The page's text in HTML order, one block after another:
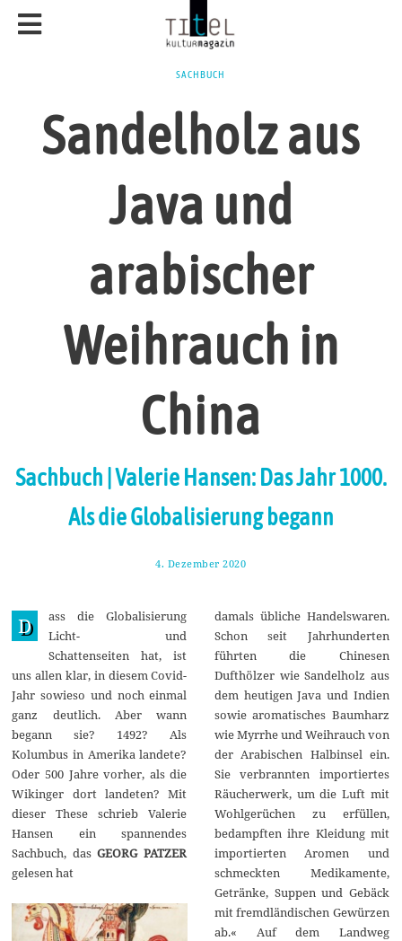
SACHBUCH
Sandelholz aus
Java und
arabischer
Weihrauch in
China
Sachbuch | Valerie Hansen: Das Jahr 1000.
Als die Globalisierung begann
4. Dezember 2020
z
m
b
e
r
2
0
D
ass die Globalisierung
Licht- und
Schattenseiten hat, ist
uns allen klar, in diesem Covid-
Jahr sowieso und noch einmal
ganz deutlich. Aber wann
begann sie? 1492? Als
Kolumbus in Amerika landete?
Oder 500 Jahre vorher, als die
Wikinger dort landeten? Mit
dieser These schrieb Valerie
Hansen ein spannendes
Sachbuch, dasGEORG PATZER
gelesen hat
damals übliche Handelswaren.
Schon seit Jahrhunderten
führten die Chinesen
Dufthölzer wie Sandelholz aus
dem heutigen Java und Indien
sowie aromatisches Baumharz
wie Myrrhe und Weihrauch von
der Arabischen Halbinsel ein.
Sie verbrannten importiertes
Räucherwerk, um die Luft mit
Wohlgerüchen zu erfüllen,
bedampften ihre Kleidung mit
importierten Aromen und
schmeckten Medikamente,
Getränke, Suppen und Gebäck
mit fremdländischen Gewürzen
ab.« Auf dem Landweg